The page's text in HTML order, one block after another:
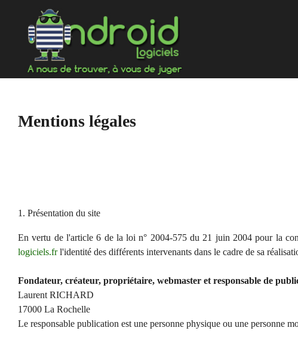
contenu
Mentions légales
1. Présentation du site
En vertu de l'article 6 de la loi n° 2004-575 du 21 juin 2004 pour la
logiciels.frl'identité des différents intervenants dans le cadre de sa
Fondateur, créateur, propriétaire, webmaster et responsable de
Laurent RICHARD
17000 La Rochelle
Le responsable publication est une personne physique ou une personne